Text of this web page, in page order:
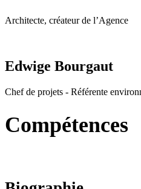
Architecte, créateur de l’Agence
Edwige Bourgaut
Chef de projets - Référente
Compétences